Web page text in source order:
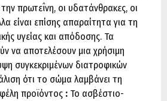
πρωτεΐνη, οι υδατάνθρακες, οι
είναι επίσης απαραίτητα για τη
υγείας και απόδοσης. Τα
να αποτελέσουν μια χρήσιμη
συγκεκριμένων διατροφικών
ότι το σώμα λαμβάνει τη
προϊόντος : Το ασβέστιο-